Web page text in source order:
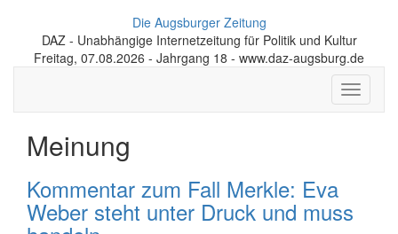
Die Augsburger Zeitung
DAZ - Unabhängige Internetzeitung für Politik und Kultur
Freitag, 07.08.2026 - Jahrgang 18 - www.daz-augsburg.de
Toggle
Meinung
Kommentar zum Fall Merkle: Eva
Weber steht unter Druck und muss